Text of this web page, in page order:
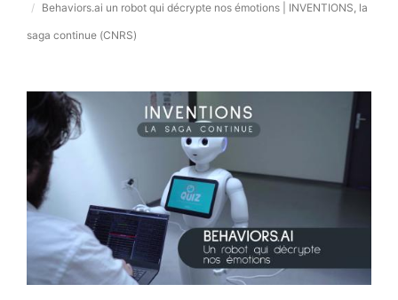
Behaviors.ai un robot qui décrypte nos émotions | INVENTIONS, la
saga continue (CNRS)